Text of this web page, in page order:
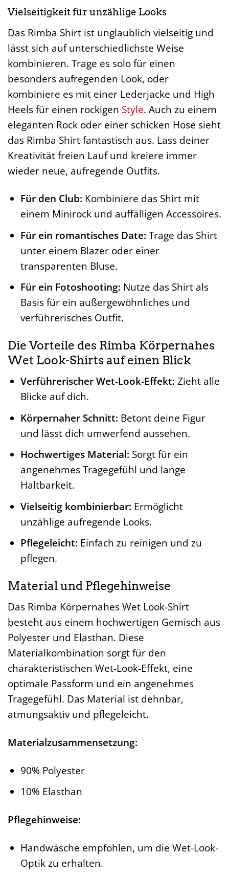
Vielseitigkeit für unzählige Looks
Das Rimba Shirt ist unglaublich vielseitig und
lässt sich auf unterschiedlichste Weise
kombinieren. Trage es solo für einen
besonders aufregenden Look, oder
kombiniere es mit einer Lederjacke und High
Heels für einen rockigen Style. Auch zu einem
eleganten Rock oder einer schicken Hose sieht
das Rimba Shirt fantastisch aus. Lass deiner
Kreativität freien Lauf und kreiere immer
wieder neue, aufregende Outfits.
Für den Club: Kombiniere das Shirt mit
einem Minirock und auffälligen Accessoires.
Für ein romantisches Date: Trage das Shirt
unter einem Blazer oder einer
transparenten Bluse.
Für ein Fotoshooting: Nutze das Shirt als
Basis für ein außergewöhnliches und
verführerisches Outfit.
Die Vorteile des Rimba Körpernahes
Wet Look-Shirts auf einen Blick
Verführerischer Wet-Look-Effekt: Zieht alle
Blicke auf dich.
Körpernaher Schnitt: Betont deine Figur
und lässt dich umwerfend aussehen.
Hochwertiges Material: Sorgt für ein
angenehmes Tragegefühl und lange
Haltbarkeit.
Vielseitig kombinierbar: Ermöglicht
unzählige aufregende Looks.
Pflegeleicht: Einfach zu reinigen und zu
pflegen.
Material und Pflegehinweise
Das Rimba Körpernahes Wet Look-Shirt
besteht aus einem hochwertigen Gemisch aus
Polyester und Elasthan. Diese
Materialkombination sorgt für den
charakteristischen Wet-Look-Effekt, eine
optimale Passform und ein angenehmes
Tragegefühl. Das Material ist dehnbar,
atmungsaktiv und pflegeleicht.
Materialzusammensetzung:
90% Polyester
10% Elasthan
Pflegehinweise:
Handwäsche empfohlen, um die Wet-Look-
Optik zu erhalten.